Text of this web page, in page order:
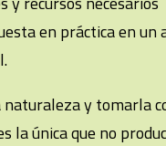
en práctica en un
y tomarla
la única que no